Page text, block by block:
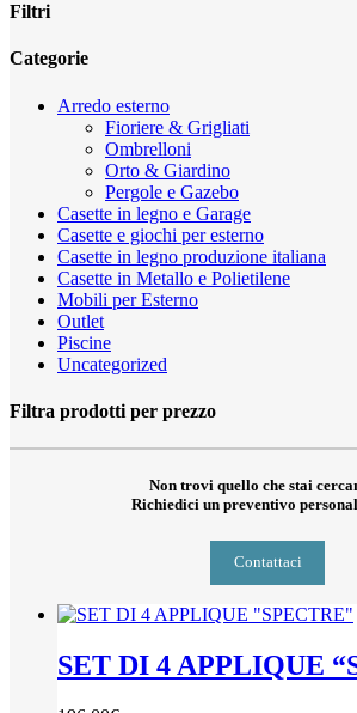
Filtri
Chiudi
filtri
Categorie
Arredo esterno
Fioriere & Grigliati
Ombrelloni
Orto & Giardino
Pergole e Gazebo
Casette in legno e Garage
Casette e giochi per esterno
Casette in legno produzione italiana
Casette in Metallo e Polietilene
Mobili per Esterno
Outlet
Piscine
Uncategorized
Filtra prodotti per prezzo
Non trovi quello che stai
Richiedici un preventivo
Contattaci
SET DI 4 APPLIQUE